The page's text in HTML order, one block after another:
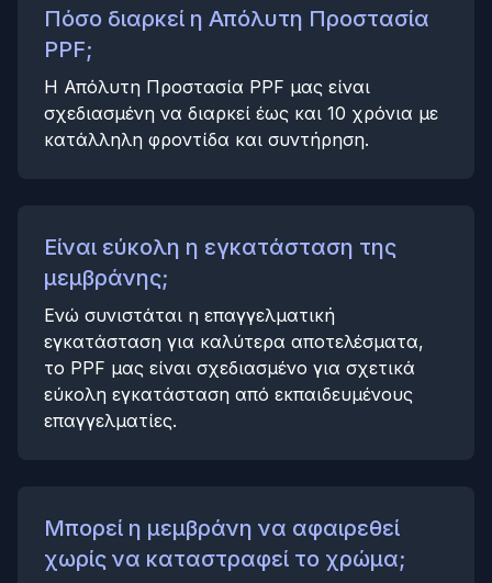
Πόσο διαρκεί η Απόλυτη Προστασία
PPF;
Η Απόλυτη Προστασία PPF μας είναι
σχεδιασμένη να διαρκεί έως και 10 χρόνια με
κατάλληλη φροντίδα και συντήρηση.
Είναι εύκολη η εγκατάσταση της
μεμβράνης;
Ενώ συνιστάται η επαγγελματική
εγκατάσταση για καλύτερα αποτελέσματα,
το PPF μας είναι σχεδιασμένο για σχετικά
εύκολη εγκατάσταση από εκπαιδευμένους
επαγγελματίες.
Μπορεί η μεμβράνη να αφαιρεθεί
χωρίς να καταστραφεί το χρώμα;